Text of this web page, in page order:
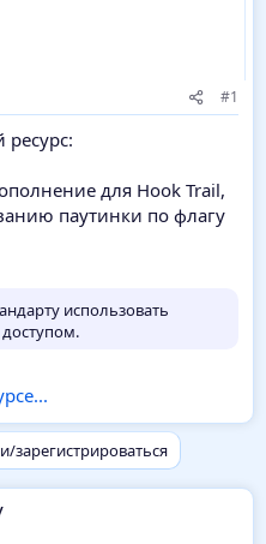
#1
для Hook Trail,
паутинки по флагу
использовать
зарегистрироваться